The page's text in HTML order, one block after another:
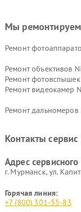
Мы ремонтируем
Ремонт
Ремонт объективов
Ремонт
Ремонт видеокамер
Ремонт дальномеров
Контакты сервис
Адрес
г. Мурманск, ул.
Горячая линия:
+7 (800) 301-55-83